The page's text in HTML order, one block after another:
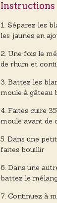
Instructions
Séparez les
les jaunes en
Une fois le
de rhum et
Battez les
moule à gâteau
Faites cuire
moule avant de
Dans une
faites bouillir
Dans une
battez le
Continuez à